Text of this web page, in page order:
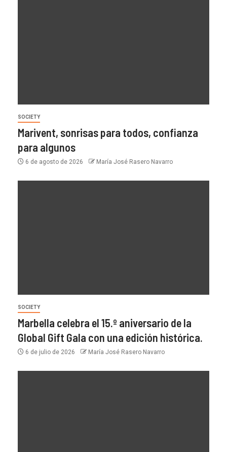
SOCIETY
Marivent, sonrisas para todos, confianza
para algunos
6 de agosto de 2026 María José Rasero Navarro
SOCIETY
Marbella celebra el 15.º aniversario de la
Global Gift Gala con una edición histórica.
6 de julio de 2026 María José Rasero Navarro